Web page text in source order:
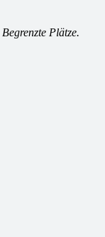
Begrenzte Plätze.